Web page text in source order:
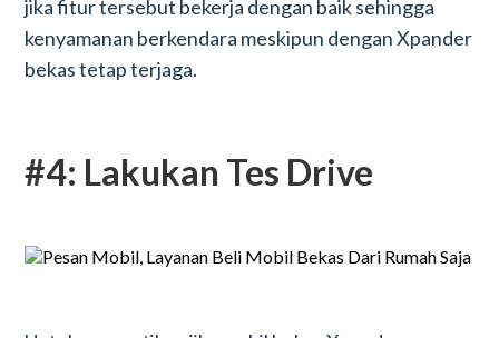
jika fitur tersebut bekerja dengan baik sehingga
kenyamanan berkendara meskipun dengan Xpander
bekas tetap terjaga.
#4: Lakukan Tes Drive